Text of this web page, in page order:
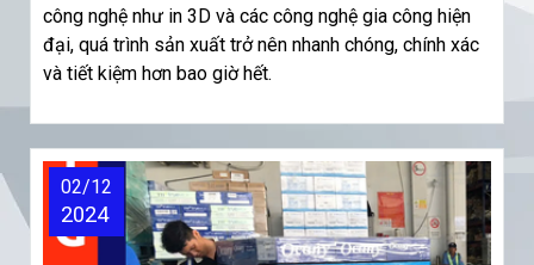
công nghệ như in 3D và các công nghệ gia công hiện
đại, quá trình sản xuất trở nên nhanh chóng, chính xác
và tiết kiệm hơn bao giờ hết.
02/12
2024